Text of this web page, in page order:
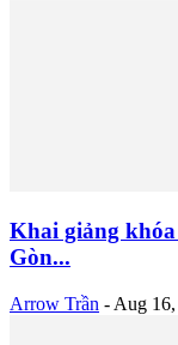
Khai giảng khóa
Gòn...
Arrow Trần - Aug